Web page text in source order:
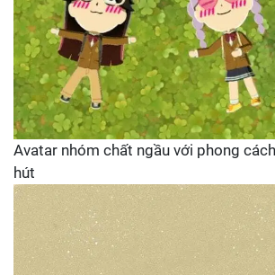
Avatar nhóm chất ngầu với phong
hút